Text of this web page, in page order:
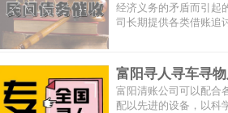
经济义务的矛盾而引起
司长期提供各类借账追
富阳寻人寻车寻
富阳清账公司可以配合
配以先进的设备，以科